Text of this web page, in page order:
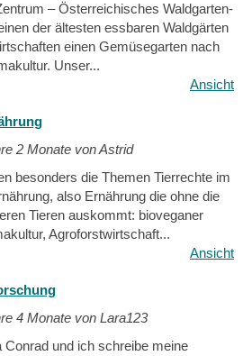
– Österreichisches Waldgarten-
der ältesten essbaren Waldgärten
einen Gemüsegarten nach
Unser...
Ansicht
2 Monate von Astrid
besonders die Themen Tierrechte im
also Ernährung die ohne die
Tieren auskommt: bioveganer
Agroforstwirtschaft...
Ansicht
4 Monate von Lara123
und ich schreibe meine